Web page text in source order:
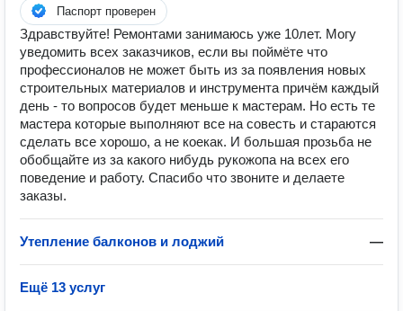
Паспорт проверен
Здравствуйте! Ремонтами занимаюсь уже 10лет. Могу
уведомить всех заказчиков, если вы поймёте что
профессионалов не может быть из за появления новых
строительных материалов и инструмента причём каждый
день - то вопросов будет меньше к мастерам. Но есть те
мастера которые выполняют все на совесть и стараются
сделать все хорошо, а не коекак. И большая прозьба не
обобщайте из за какого нибудь рукожопа на всех его
поведение и работу. Спасибо что звоните и делаете
заказы.
Утепление балконов и лоджий —
Ещё 13 услуг